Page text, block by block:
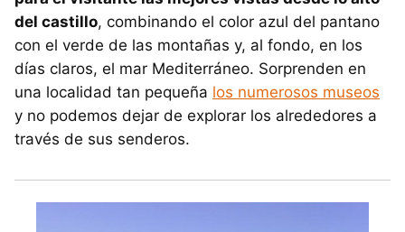
del castillo, combinando el color azul del pantano
con el verde de las montañas y, al fondo, en los
días claros, el mar Mediterráneo. Sorprenden en
una localidad tan pequeña los numerosos museos
y no podemos dejar de explorar los alrededores a
través de sus senderos.